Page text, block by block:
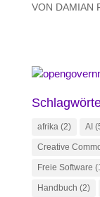
VON DAMIAN
afrika(2) AI
Creative
Freie Software
Handbuch (2)